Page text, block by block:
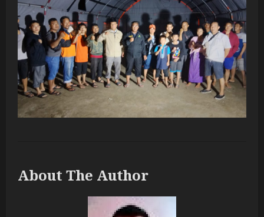
About The Author